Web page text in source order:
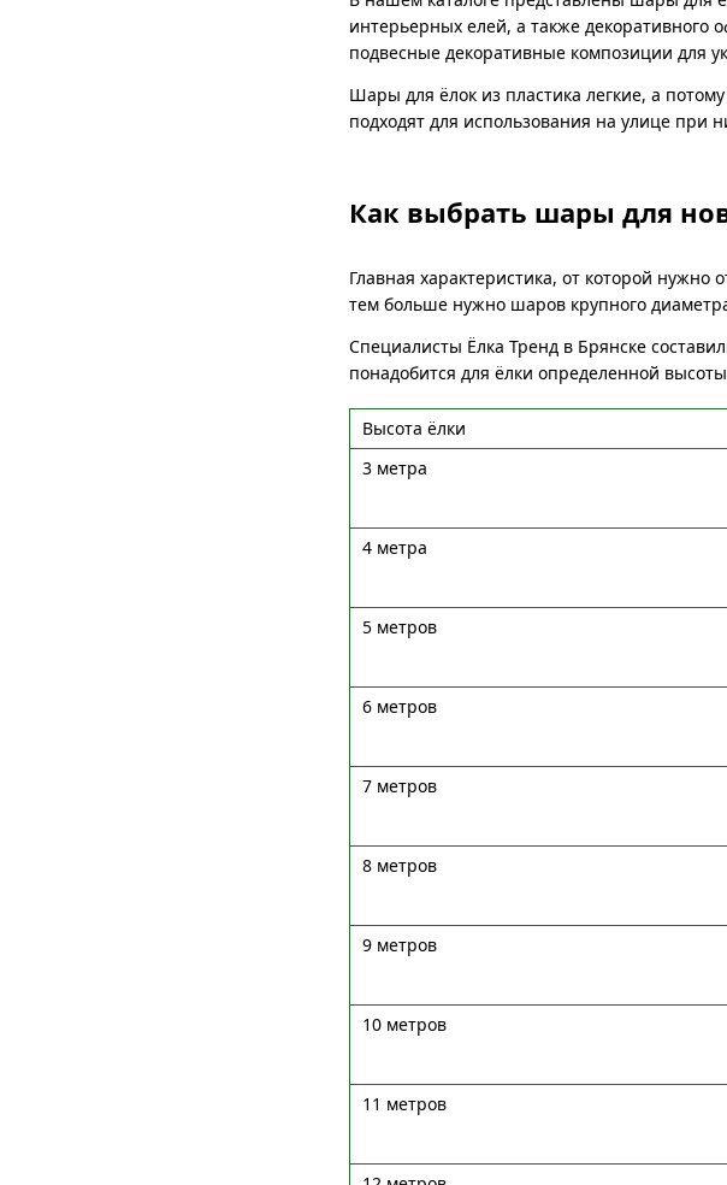
интерьерных елей, а также
подвесные декоративные композиции для
Шары для ёлок из пластика легкие, а
подходят для использования на улице при
Как выбрать шары для
Главная характеристика, от которой
тем больше нужно шаров крупного
Специалисты Ёлка Тренд в Брянске
понадобится для ёлки определенной
Высота ёлки
3 метра
4 метра
5 метров
6 метров
7 метров
8 метров
9 метров
10 метров
11 метров